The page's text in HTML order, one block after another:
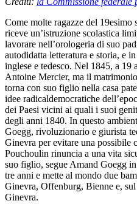
Come molte ragazze del
riceve un’istruzione scolastica
lavorare nell’orologeria di suo
autodidatta letteratura e storia, e
inglese e tedesco. Nel 1845, a 19
Antoine Mercier, ma il
torna con suo figlio nella casa
idee radicaldemocratiche
dei Paesi vicini ai quali i suoi
degli anni 1840. In questo
Goegg, rivoluzionario e giurista
Ginevra per evitare una possibile
Pouchoulin rinuncia a una vita
suo figlio, segue Amand Goegg
tre anni e mette al mondo due
Ginevra, Offenburg, Bienne e,
Ginevra.